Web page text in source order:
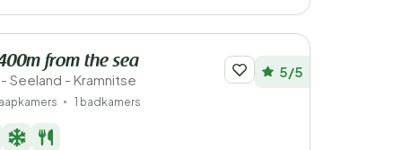
from the sea
Seeland - Kramnitse 5/5
1 badkamers